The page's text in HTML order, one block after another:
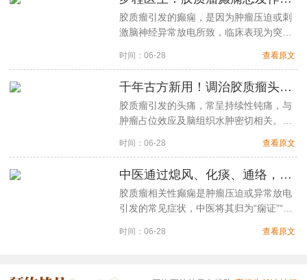
胶质瘤引发的癫痫，是因为肿瘤压迫或刺
激脑神经异常放电所致，临床表现为突然
时间：06-28 查看原文
千年古方新用！调治胶质瘤头痛有妙招，罗程医生：3味中药缓解脑部淤堵
胶质瘤引发的头痛，常呈持续性钝痛，与
肿瘤占位效应及脑组织水肿密切相关。中
时间：06-28 查看原文
中医通过熄风、化痰、通络，层层递进的改善胶质瘤引起的癫痫症状
胶质瘤相关性癫痫是肿瘤压迫或异常放电
引发的常见症状，中医将其归为“痫证”“抽
则养神···
时间：06-28 查看原文